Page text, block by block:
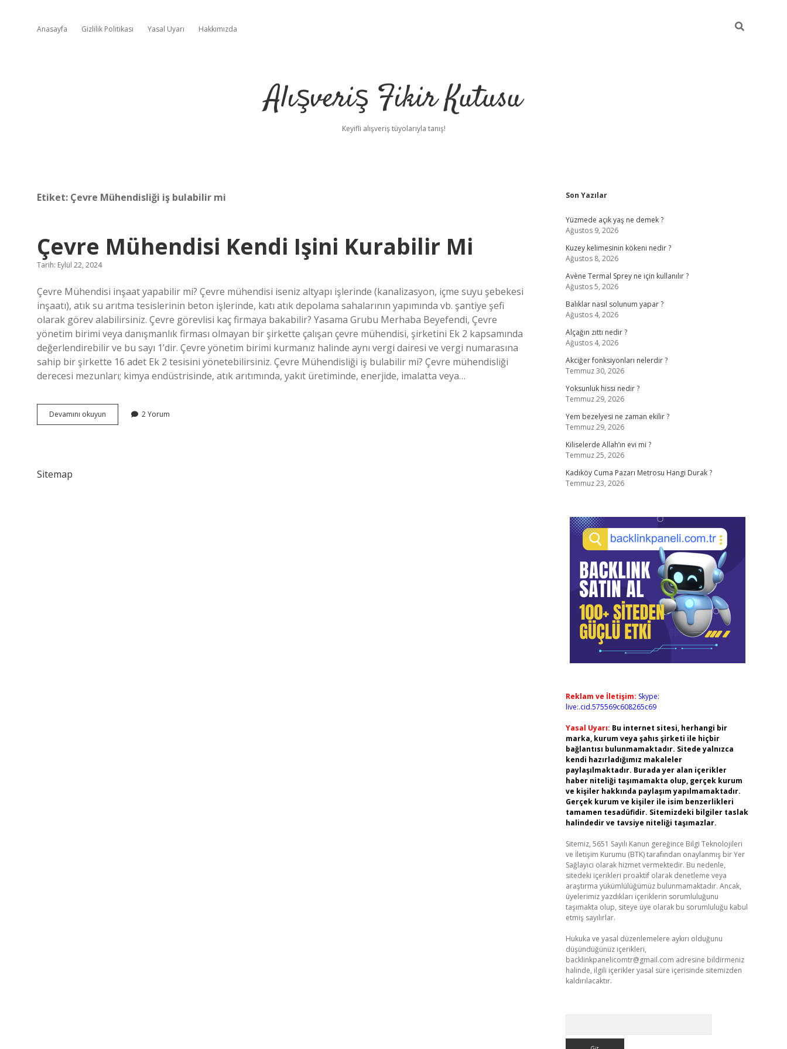
Anasayfa Gizlilik Politikası Yasal Uyarı Hakkımızda
Alışveriş Fikir Kutusu
Keyifli alışveriş tüyolarıyla tanış!
Etiket: Çevre Mühendisliği iş bulabilir mi
Çevre Mühendisi Kendi Işini Kurabilir Mi
Tarih: Eylül 22, 2024
Çevre Mühendisi inşaat yapabilir mi? Çevre mühendisi iseniz altyapı işlerinde (kanalizasyon, içme suyu şebekesi
inşaatı), atık su arıtma tesislerinin beton işlerinde, katı atık depolama sahalarının yapımında vb. şantiye şefi
olarak görev alabilirsiniz. Çevre görevlisi kaç firmaya bakabilir? Yasama Grubu Merhaba Beyefendi, Çevre
yönetim birimi veya danışmanlık firması olmayan bir şirkette çalışan çevre mühendisi, şirketini Ek 2 kapsamında
değerlendirebilir ve bu sayı 1’dir. Çevre yönetim birimi kurmanız halinde aynı vergi dairesi ve vergi numarasına
sahip bir şirkette 16 adet Ek 2 tesisini yönetebilirsiniz. Çevre Mühendisliği iş bulabilir mi? Çevre mühendisliği
derecesi mezunları; kimya endüstrisinde, atık arıtımında, yakıt üretiminde, enerjide, imalatta veya…
Devamını okuyun
Mühendisi
2 Yorum
Sitemap
Sidebar
Son Yazılar
Yüzmede açık yaş ne demek ?
Ağustos 9, 2026
Kuzey kelimesinin kökeni nedir ?
Ağustos 8, 2026
Avène Termal Sprey ne için kullanılır ?
Ağustos 5, 2026
Balıklar nasıl solunum yapar ?
Ağustos 4, 2026
Alçağın zıttı nedir ?
Ağustos 4, 2026
Akciğer fonksiyonları nelerdir ?
Temmuz 30, 2026
Yoksunluk hissi nedir ?
Temmuz 29, 2026
Yem bezelyesi ne zaman ekilir ?
Temmuz 29, 2026
Kiliselerde Allah’ın evi mi ?
Temmuz 25, 2026
Kadıköy Cuma Pazarı Metrosu Hangi Durak ?
Temmuz 23, 2026
Reklam ve İletişim: Skype:
live:.cid.575569c608265c69
Yasal Uyarı: Bu internet sitesi, herhangi bir
marka, kurum veya şahıs şirketi ile hiçbir
bağlantısı bulunmamaktadır. Sitede yalnızca
kendi hazırladığımız makaleler
paylaşılmaktadır. Burada yer alan içerikler
haber niteliği taşımamakta olup, gerçek kurum
ve kişiler hakkında paylaşım yapılmamaktadır.
Gerçek kurum ve kişiler ile isim benzerlikleri
tamamen tesadüfidir. Sitemizdeki bilgiler taslak
halindedir ve tavsiye niteliği taşımazlar.
Sitemiz, 5651 Sayılı Kanun gereğince Bilgi Teknolojileri
ve İletişim Kurumu (BTK) tarafından onaylanmış bir Yer
Sağlayıcı olarak hizmet vermektedir. Bu nedenle,
sitedeki içerikleri proaktif olarak denetleme veya
araştırma yükümlülüğümüz bulunmamaktadır. Ancak,
üyelerimiz yazdıkları içeriklerin sorumluluğunu
taşımakta olup, siteye üye olarak bu sorumluluğu kabul
etmiş sayılırlar.
Hukuka ve yasal düzenlemelere aykırı olduğunu
düşündüğünüz içerikleri,
backlinkpanelicomtr@gmail.com adresine bildirmeniz
halinde, ilgili içerikler yasal süre içerisinde sitemizden
kaldırılacaktır.